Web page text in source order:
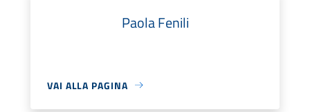
Paola Fenili
VAI ALLA PAGINA